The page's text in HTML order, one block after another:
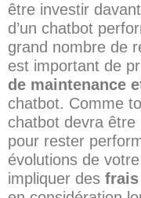
être investir
d’un chatbot
grand nombre de
est important de
de maintenance
chatbot. Comme
chatbot devra
pour rester
évolutions de
impliquer des frais